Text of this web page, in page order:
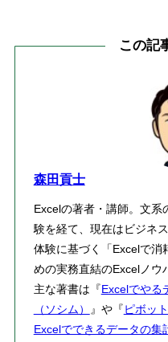
この記
森田貢士
Excelの著者・講師。文系
験を経て、現在はビジネ
体験に基づく「Excelで消
めの実務直結のExcelノウ
主な著書は『Excelでやる
（ソシム）
』や『ピボッ
Excelでできるデータの集